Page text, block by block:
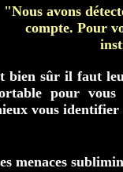
"Nous avons
compte. Pour
bien sûr il faut
pour vous
vous
menaces